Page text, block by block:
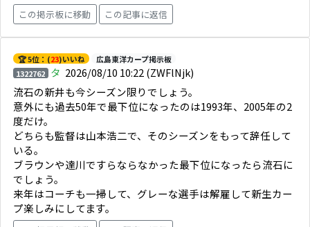
この掲示板に移動 この記事に返信
🏆 5位：(23)いいね
広島東洋カープ掲示板
1322762 タ 2026/08/10 10:22(ZWFlNjk)
流石の新井も今シーズン限りでしょう。
意外にも過去50年で最下位になったのは1993年、2005年の2
度だけ。
どちらも監督は山本浩二で、そのシーズンをもって辞任して
いる。
ブラウンや達川ですらならなかった最下位になったら流石に
でしょう。
来年はコーチも一掃して、グレーな選手は解雇して新生カー
プ楽しみにしてます。